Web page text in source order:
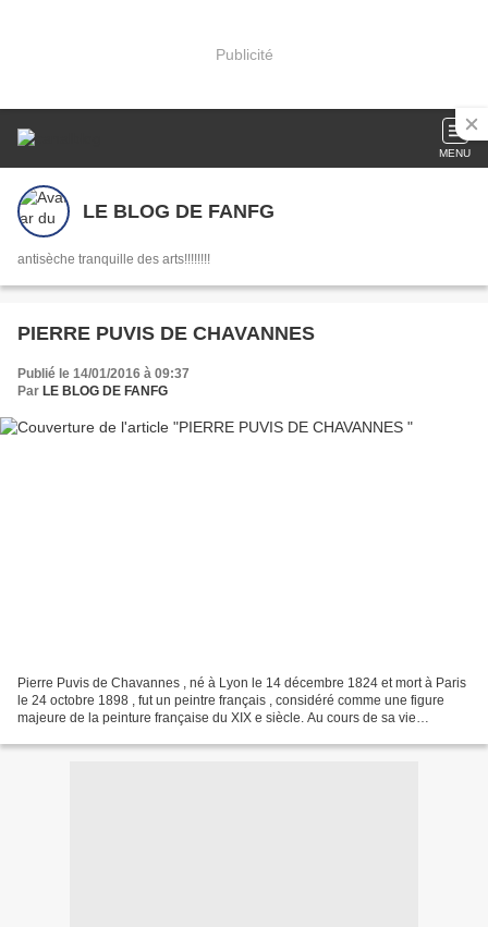
Publicité
MENU
LE BLOG DE FANFG
antisèche tranquille des arts!!!!!!!!
PIERRE PUVIS DE CHAVANNES
Publié le 14/01/2016 à 09:37
Par LE BLOG DE FANFG
Pierre Puvis de Chavannes , né à Lyon le 14 décembre 1824 et mort à Paris
le 24 octobre 1898 , fut un peintre français , considéré comme une figure
majeure de la peinture française du XIX e siècle. Au cours de sa vie